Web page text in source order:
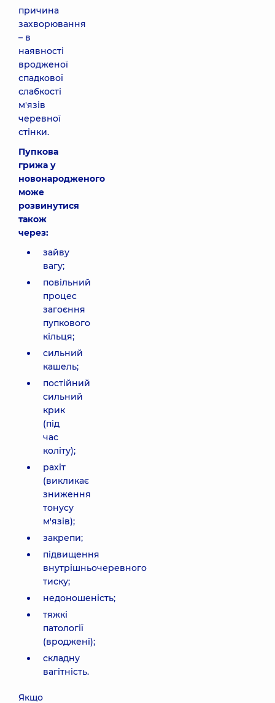
причина
захворювання
– в
наявності
вродженої
спадкової
слабкості
м'язів
черевної
стінки.
Пупкова
грижа у
новонародженого
може
розвинутися
також
через:
зайву
вагу;
повільний
процес
загоєння
пупкового
кільця;
сильний
кашель;
постійний
сильний
крик
(під
час
коліту);
рахіт
(викликає
зниження
тонусу
м'язів);
закрепи;
підвищення
внутрішньочеревного
тиску;
недоношеність;
тяжкі
патології
(вроджені);
складну
вагітність.
Якщо